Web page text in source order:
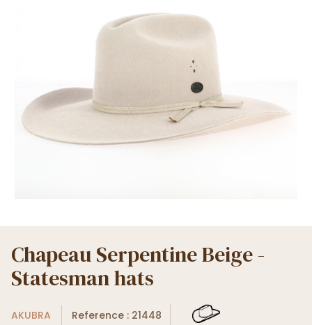
Chapeau Serpentine Beige -
Statesman hats
AKUBRA Reference : 21448